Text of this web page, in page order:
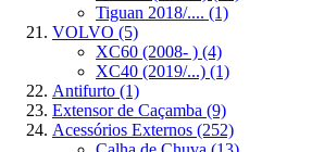
Tiguan 2018/.... (1)
VOLVO (5)
XC60 (2008- ) (4)
XC40 (2019/...) (1)
Antifurto (1)
Extensor de Caçamba (9)
Acessórios Externos (252)